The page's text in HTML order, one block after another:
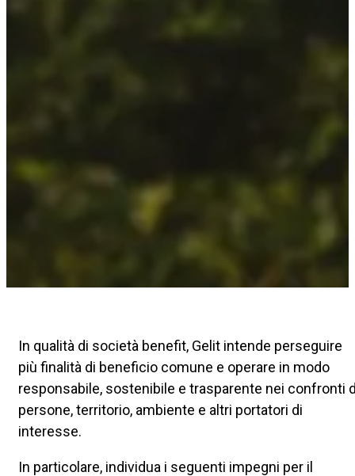
In qualità di società benefit, Gelit intende perseguire
più finalità di beneficio comune e operare in modo
responsabile, sostenibile e trasparente nei confronti
persone, territorio, ambiente e altri portatori di
interesse.
In particolare, individua i seguenti impegni per il